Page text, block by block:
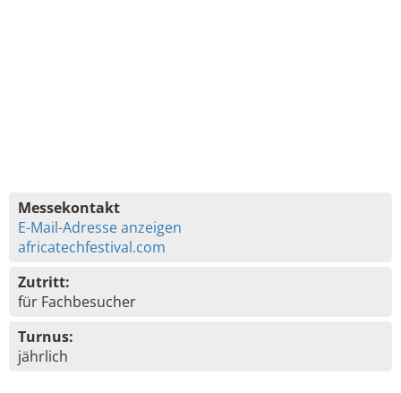
Messekontakt
E-Mail-Adresse anzeigen
africatechfestival.com
Zutritt:
für Fachbesucher
Turnus:
jährlich